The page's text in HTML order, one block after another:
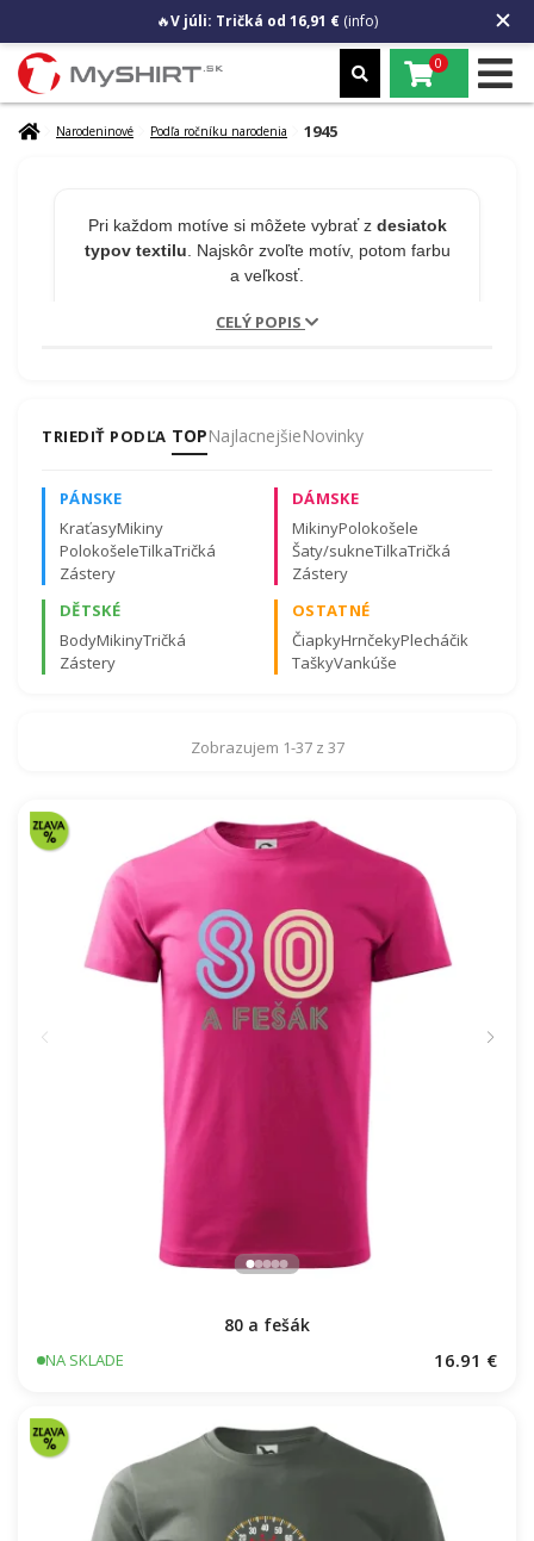
🔥V júli: Tričká od 16,91 € (info)
0
Narodeninové Podľa ročníku narodenia 1945
Pri každom motíve si môžete vybrať z desiatok
typov textilu . Najskôr zvoľte motív, potom farbu
a veľkosť.
ZADARMO
do poznámky v košíku.
Úprava je zadarmo a
nepredlžuje odoslanie!
CELÝ POPIS
TRIEDIŤ PODĽA TOPNajlacnejšieNovinky
PÁNSKE
KraťasyMikiny
PolokošeleTilkaTričká
Zástery
DÁMSKE
MikinyPolokošele
Šaty/sukneTilkaTričká
Zástery
DĚTSKÉ
BodyMikinyTričká
Zástery
OSTATNÉ
ČiapkyHrnčekyPlecháčik
TaškyVankúše
Zobrazujem 1-37 z 37
80 a fešák
NA SKLADE 16.91 €